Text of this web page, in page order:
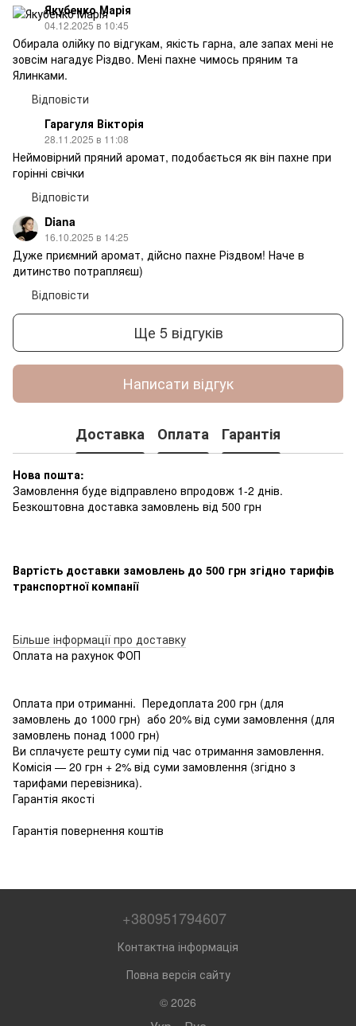
Якубенко Марія
04.12.2025 в 10:45
Обирала олійку по відгукам, якість гарна, але запах мені не
зовсім нагадує Різдво. Мені пахне чимось пряним та
Ялинками.
Відповісти
Гарагуля Вікторія
28.11.2025 в 11:08
Неймовірний пряний аромат, подобається як він пахне при
горінні свічки
Відповісти
Diana
16.10.2025 в 14:25
Дуже приємний аромат, дійсно пахне Різдвом! Наче в
дитинство потрапляєш)
Відповісти
Ще 5 відгуків
Написати відгук
Доставка Оплата Гарантія
Нова пошта:
Замовлення буде відправлено впродовж 1-2 днів.
Безкоштовна доставка замовлень від 500 грн
Вартість доставки замовлень до 500 грн згідно тарифів
транспортної компанії
Більше інформації про доставку
Оплата на рахунок ФОП
Оплата при отриманні. Передоплата 200 грн (для
замовлень до 1000 грн) або 20% від суми замовлення (для
замовлень понад 1000 грн)
Ви сплачуєте решту суми під час отримання замовлення.
Комісія — 20 грн + 2% від суми замовлення (згідно з
тарифами перевізника).
Гарантія якості
Гарантія повернення коштів
+380951794607
Контактна інформація
Повна версія сайту
© 2026